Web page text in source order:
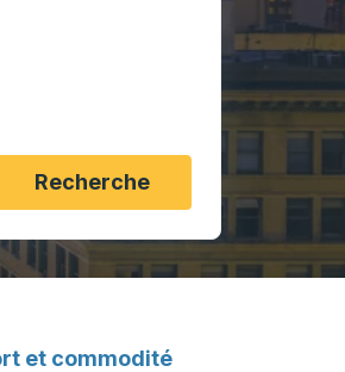
la ville d'origine souhaitée, puis
utilisez les touches fléchées
du mois à 2 chiffres Barre
Recherche
et commodité